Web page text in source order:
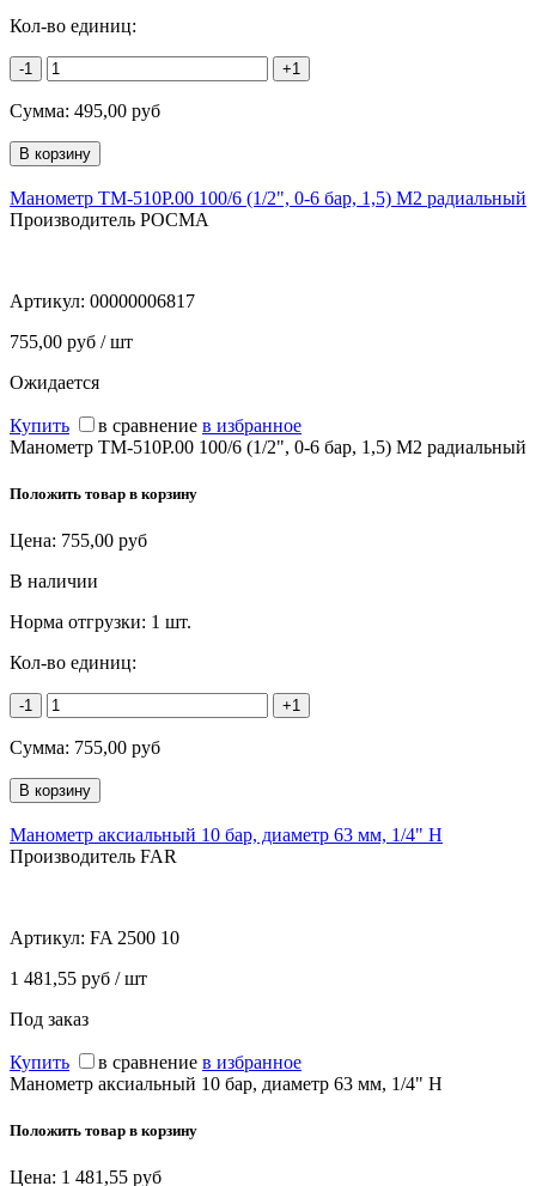
Кол-во единиц:
-1 +1
Сумма: 495,00 руб
Манометр ТМ-510Р.00 100/6 (1/2", 0-6 бар, 1,5) M2 радиальный
Производитель РОСМА
Артикул: 00000006817
755,00 руб / шт
Ожидается
Купить в сравнение в избранное
Манометр ТМ-510Р.00 100/6 (1/2", 0-6 бар, 1,5) M2 радиальный
Положить товар в корзину
Цена: 755,00 руб
В наличии
Норма отгрузки: 1 шт.
Кол-во единиц:
-1 +1
Сумма: 755,00 руб
Манометр аксиальный 10 бар, диаметр 63 мм, 1/4" Н
Производитель FAR
Артикул: FA 2500 10
1 481,55 руб / шт
Под заказ
Купить в сравнение в избранное
Манометр аксиальный 10 бар, диаметр 63 мм, 1/4" Н
Положить товар в корзину
Цена: 1 481,55 руб